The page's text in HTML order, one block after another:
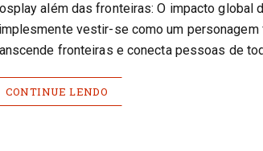
além das fronteiras: O impacto global
vestir-se como um
fronteiras e conecta pessoas de
CONTINUE LENDO